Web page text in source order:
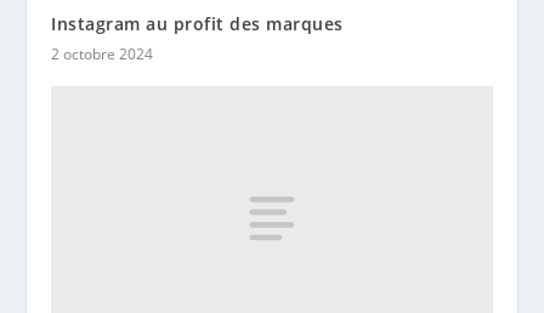
Instagram au profit des marques
2 octobre 2024